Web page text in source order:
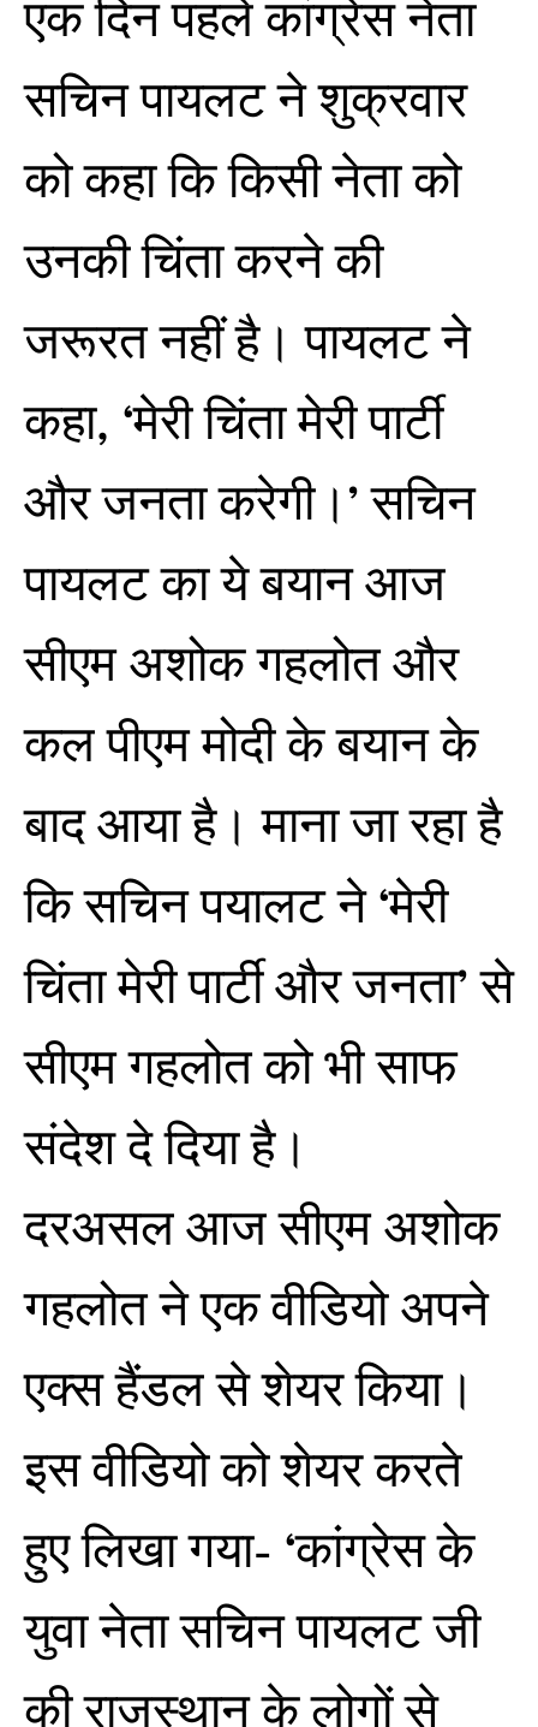
एक दिन पहले कांग्रेस नेता
सचिन पायलट ने शुक्रवार
को कहा कि किसी नेता को
उनकी चिंता करने की
जरूरत नहीं है। पायलट ने
कहा, ‘मेरी चिंता मेरी पार्टी
और जनता करेगी।’ सचिन
पायलट का ये बयान आज
सीएम अशोक गहलोत और
कल पीएम मोदी के बयान के
बाद आया है। माना जा रहा है
कि सचिन पयालट ने ‘मेरी
चिंता मेरी पार्टी और जनता’ से
सीएम गहलोत को भी साफ
संदेश दे दिया है।
दरअसल आज सीएम अशोक
गहलोत ने एक वीडियो अपने
एक्स हैंडल से शेयर किया।
इस वीडियो को शेयर करते
हुए लिखा गया- ‘कांग्रेस के
युवा नेता सचिन पायलट जी
की राजस्थान के लोगों से